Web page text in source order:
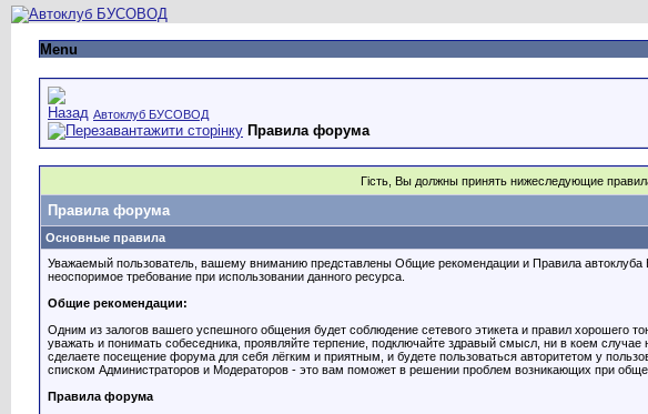
Menu
Автоклуб БУСОВОД
Правила форума
Гість, Вы должны принять нижеследующие
Правила форума
Основные правила
Уважаемый пользователь, вашему вниманию представлены Общие рекомендации и Правила
неоспоримое требование при использовании данного ресурса.
Общие рекомендации:
Одним из залогов вашего успешного общения будет соблюдение сетевого этикета и правил
уважать и понимать собеседника, проявляйте терпение, подключайте здравый смысл, ни в коем
сделаете посещение форума для себя лёгким и приятным, и будете пользоваться авторитетом у
списком Администраторов и Модераторов - это вам поможет в решении проблем возникающих при
Правила форума